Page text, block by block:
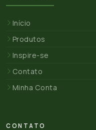
Início
Produtos
Inspire-se
Contato
Minha Conta
CONTATO